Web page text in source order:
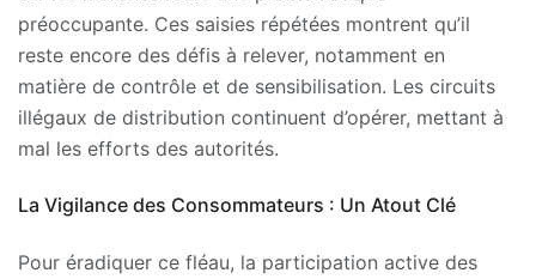
préoccupante. Ces saisies répétées montrent qu’il
reste encore des défis à relever, notamment en
matière de contrôle et de sensibilisation. Les circuits
illégaux de distribution continuent d’opérer, mettant à
mal les efforts des autorités.
La Vigilance des Consommateurs : Un Atout Clé
Pour éradiquer ce fléau, la participation active des